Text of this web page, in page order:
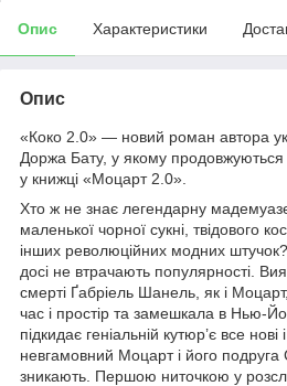
Опис Характеристики
Опис
«Коко 2.0» — новий роман автора
Доржа Бату, у якому
у книжці «Моцарт 2.0».
Хто ж не знає легендарну
маленької чорної сукні, твідового
інших революційних модних штучок?
досі не втрачають популярності.
смерті Ґабріель Шанель, як і
час і простір та замешкала в Нью-
підкидає геніальній кутюр’є все
невгамовний Моцарт і його подруга
зникають. Першою ниточкою у